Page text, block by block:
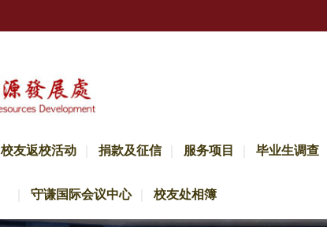
校友返校活动 捐款及征信 服务项目 毕业生调查
守谦国际会议中心 校友处相簿